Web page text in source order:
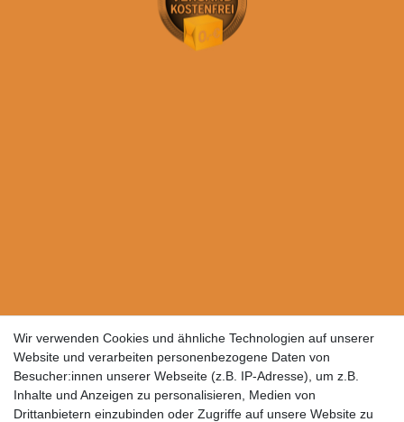
Wir verwenden Cookies und ähnliche Technologien auf unserer
Website und verarbeiten personenbezogene Daten von
Besucher:innen unserer Webseite (z.B. IP-Adresse), um z.B.
Inhalte und Anzeigen zu personalisieren, Medien von
Drittanbietern einzubinden oder Zugriffe auf unsere Website zu